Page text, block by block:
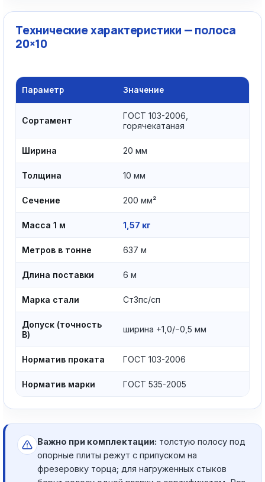
Технические характеристики — полоса
20×10
Параметр Значение
Сортамент
ГОСТ 103-2006,
горячекатаная
Ширина 20 мм
Толщина 10 мм
Сечение 200 мм²
Масса 1 м 1,57 кг
Метров в тонне 637 м
Длина поставки 6 м
Марка стали Ст3пс/сп
Допуск (точность
В)
ширина +1,0/−0,5 мм
Норматив проката ГОСТ 103-2006
Норматив марки ГОСТ 535-2005
Важно при комплектации: толстую полосу под
опорные плиты режут с припуском на
фрезеровку торца; для нагруженных стыков